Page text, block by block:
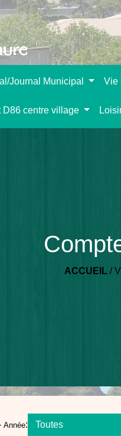
Journal Municipal Vie
D86 centre village
ACCUEIL /
Année: Toutes